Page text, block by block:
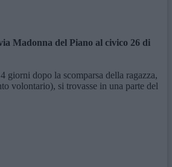
Madonna del Piano al civico 26 di
giorni dopo la scomparsa della ragazza,
volontario), si trovasse in una parte del